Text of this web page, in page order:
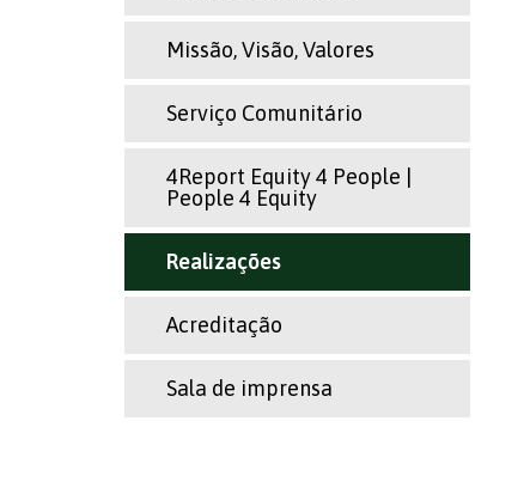
Missão, Visão, Valores
Serviço Comunitário
4Report Equity 4 People |
People 4 Equity
Realizações
Acreditação
Sala de imprensa